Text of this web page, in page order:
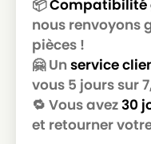
STARMIX
STARMIX
STARMIX
STARMIX
STARMIX
STARMIX
📦Compatibilité
nous renvoyons
pièces !
🤗 Un service
vous 5 jours sur
🔁 Vous avez30
et retourner